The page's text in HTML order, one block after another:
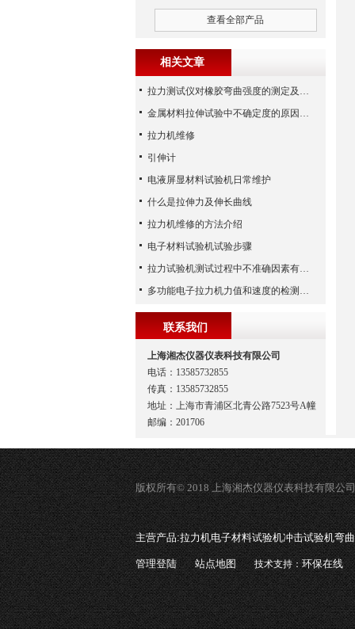
查看全部产品
相关文章
拉力测试仪对橡胶弯曲强度的测定及橡胶试样要求概述：
金属材料拉伸试验中不确定度的原因有哪些？
拉力机维修
引伸计
电液屏显材料试验机日常维护
什么是拉伸力及伸长曲线
拉力机维修的方法介绍
电子材料试验机试验步骤
拉力试验机测试过程中不准确因素有哪些？
多功能电子拉力机力值和速度的检测方法
联系我们
上海湘杰仪器仪表科技有限公司
电话：13585732855
传真：13585732855
地址：上海市青浦区北青公路7523号A幢
邮编：201706
版权所有© 2018 上海湘杰仪器仪表科技有限公司
主营产品:拉力机电子材料试验机冲击试验机弯
管理登陆 站点地图 技术支持：环保在线